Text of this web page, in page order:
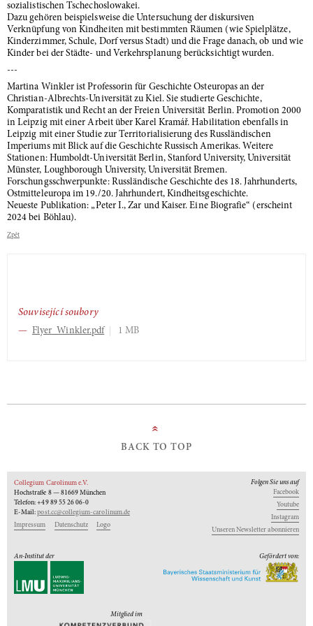
sozialistischen Tschechoslowakei.
Dazu gehören beispielsweise die Untersuchung der diskursiven
Verknüpfung von Kindheiten mit bestimmten Räumen (wie Spielplätze,
Kinderzimmer, Schule, Dorf versus Stadt) und die Frage danach, ob und wie
Kinder bei der Städte- und Verkehrsplanung berücksichtigt wurden.
---
Martina Winkler ist Professorin für Geschichte Osteuropas an der
Christian-Albrechts-Universität zu Kiel. Sie studierte Geschichte,
Komparatistik und Recht an der Freien Universität Berlin. Promotion 2000
in Leipzig mit einer Arbeit über Karel Kramář. Habilitation ebenfalls in
Leipzig mit einer Studie zur Territorialisierung des Russländischen
Imperiums mit Blick auf die Geschichte Russisch Amerikas. Weitere
Stationen: Humboldt-Universität Berlin, Stanford University, Universität
Münster, Loughborough University, Universität Bremen.
Forschungsschwerpunkte: Russländische Geschichte des 18. Jahrhunderts,
Ostmitteleuropa im 19./20. Jahrhundert, Kindheitsgeschichte.
Neueste Publikation: „Peter I., Zar und Kaiser. Eine Biografie“ (erscheint
2024 bei Böhlau).
Zpět
Související soubory
Flyer_Winkler.pdf 1 MB
»
BACK TO TOP
Collegium Carolinum e.V.
Hochstraße 8 — 81669 München
Telefon: +49 89 55 26 06-0
E-Mail:post.cc@collegium-carolinum.de
Impressum
Datenschutz Logo
Folgen Sie uns auf
Facebook
Youtube
Instagram
Unseren Newsletter abonnieren
An-Institut der Gefördert von:
Mitglied im